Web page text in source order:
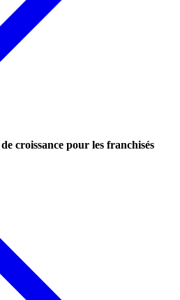
croissance pour les franchisés